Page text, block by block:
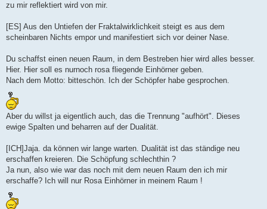
zu mir reflektiert wird von mir.
[ES] Aus den Untiefen der Fraktalwirklichkeit steigt es aus dem
scheinbaren Nichts empor und manifestiert sich vor deiner Nase.
Du schaffst einen neuen Raum, in dem Bestreben hier wird alles besser.
Hier. Hier soll es nurnoch rosa fliegende Einhörner geben.
Nach dem Motto: bitteschön. Ich der Schöpfer habe gesprochen.
Aber du willst ja eigentlich auch, das die Trennung "aufhört". Dieses
ewige Spalten und beharren auf der Dualität.
[ICH]Jaja. da können wir lange warten. Dualität ist das ständige neu
erschaffen kreieren. Die Schöpfung schlechthin ?
Ja nun, also wie war das noch mit dem neuen Raum den ich mir
erschaffe? Ich will nur Rosa Einhörner in meinem Raum !